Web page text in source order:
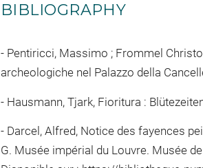
BIBLIOGRAPHY
Pentiricci, Massimo ; Frommel
archeologiche nel Palazzo della
Hausmann, Tjark, Fioritura :
Darcel, Alfred, Notice des fayences
G. Musée impérial du Louvre. Musée